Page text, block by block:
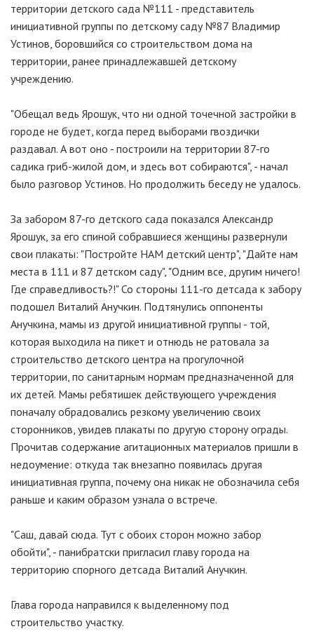
территории детского сада №111 - представитель
инициативной группы по детскому саду №87 Владимир
Устинов, боровшийся со строительством дома на
территории, ранее принадлежавшей детскому
учреждению.
"Обещал ведь Ярошук, что ни одной точечной застройки в
городе не будет, когда перед выборами гвоздички
раздавал. А вот оно - построили на территории 87-го
садика гриб-жилой дом, и здесь вот собираются", - начал
было разговор Устинов. Но продолжить беседу не удалось.
За забором 87-го детского сада показался Александр
Ярошук, за его спиной собравшиеся женщины развернули
свои плакаты: "Постройте НАМ детский центр", "Дайте нам
места в 111 и 87 детском саду", "Одним все, другим ничего!
Где справедливость?!" Со стороны 111-го детсада к забору
подошел Виталий Анучкин. Подтянулись оппоненты
Анучкина, мамы из другой инициативной группы - той,
которая выходила на пикет и отнюдь не ратовала за
строительство детского центра на прогулочной
территории, по санитарным нормам предназначенной для
их детей. Мамы ребятишек действующего учреждения
поначалу обрадовались резкому увеличению своих
сторонников, увидев плакаты по другую сторону ограды.
Прочитав содержание агитационных материалов пришли в
недоумение: откуда так внезапно появилась другая
инициативная группа, почему она никак не обозначила себя
раньше и каким образом узнала о встрече.
"Саш, давай сюда. Тут с обоих сторон можно забор
обойти", - панибратски пригласил главу города на
территорию спорного детсада Виталий Анучкин.
Глава города направился к выделенному под
строительство участку.